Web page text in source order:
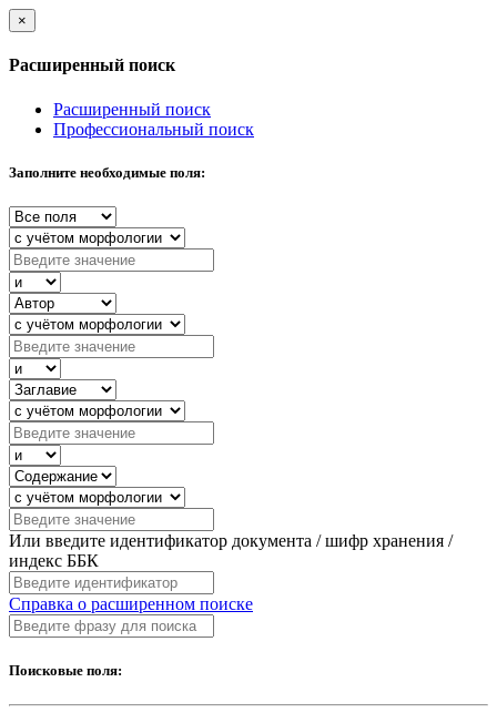
×
Расширенный поиск
Расширенный поиск
Профессиональный поиск
Заполните необходимые поля:
Или введите идентификатор документа / шифр хранения /
индекс ББК
Справка о расширенном поиске
Поисковые поля: